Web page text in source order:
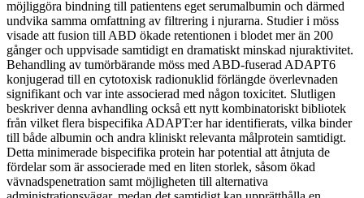
möjliggöra bindning till patientens eget serumalbumin och därmed
undvika samma omfattning av filtrering i njurarna. Studier i möss
visade att fusion till ABD ökade retentionen i blodet mer än 200
gånger och uppvisade samtidigt en dramatiskt minskad njuraktivitet.
Behandling av tumörbärande möss med ABD-fuserad ADAPT6
konjugerad till en cytotoxisk radionuklid förlängde överlevnaden
signifikant och var inte associerad med någon toxicitet. Slutligen
beskriver denna avhandling också ett nytt kombinatoriskt bibliotek
från vilket flera bispecifika ADAPT:er har identifierats, vilka binder
till både albumin och andra kliniskt relevanta målprotein samtidigt.
Detta minimerade bispecifika protein har potential att åtnjuta de
fördelar som är associerade med en liten storlek, såsom ökad
vävnadspenetration samt möjligheten till alternativa